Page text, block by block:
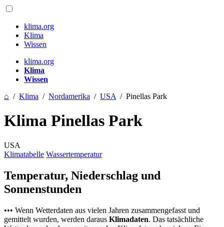
klima.org
Klima
Wissen
klima.org
Klima
Wissen
⌂ / Klima / Nordamerika / USA / Pinellas Park
Klima Pinellas Park
USA
Klimatabelle Wassertemperatur
Temperatur, Niederschlag und
Sonnenstunden
••• Wenn Wetterdaten aus vielen Jahren zusammengefasst und
gemittelt wurden, werden daraus Klimadaten. Das tatsächliche